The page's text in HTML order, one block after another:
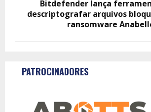
Bitdefender lança
descriptografar arquivos
ransomware
PATROCINADORES